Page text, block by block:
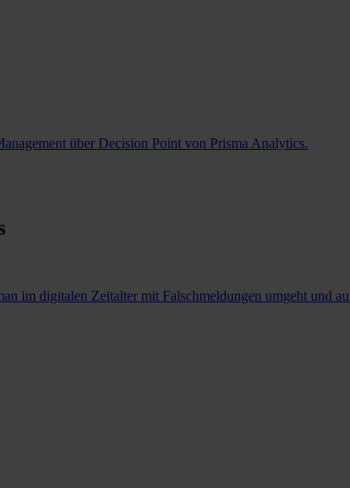
über Decision Point von Prisma Analytics.
im digitalen Zeitalter mit Falschmeldungen umgeht und